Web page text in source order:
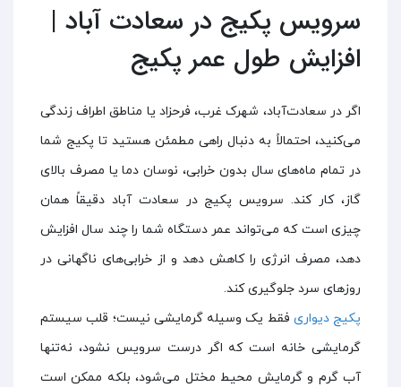
سرویس پکیج در سعادت آباد |
افزایش طول عمر پکیج
اگر در سعادت‌آباد، شهرک غرب، فرحزاد یا مناطق اطراف زندگی
می‌کنید، احتمالاً به دنبال راهی مطمئن هستید تا پکیج شما
در تمام ماه‌های سال بدون خرابی، نوسان دما یا مصرف بالای
گاز، کار کند. سرویس پکیج در سعادت آباد دقیقاً همان
چیزی است که می‌تواند عمر دستگاه شما را چند سال افزایش
دهد، مصرف انرژی را کاهش دهد و از خرابی‌های ناگهانی در
روزهای سرد جلوگیری کند.
پکیج دیواری فقط یک وسیله گرمایشی نیست؛ قلب سیستم
گرمایشی خانه است که اگر درست سرویس نشود، نه‌تنها
آب گرم و گرمایش محیط مختل می‌شود، بلکه ممکن است